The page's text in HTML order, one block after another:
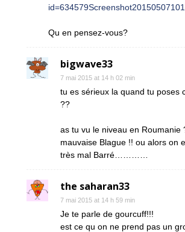
Qu en pensez-vous?
bigwave33
7 mai 2015 at 14 h 02 min
tu es sérieux la quand tu poses
??
as tu vu le niveau en Roumanie
mauvaise Blague !! ou alors on
très mal Barré…………
the saharan33
7 mai 2015 at 14 h 59 min
Je te parle de gourcuff!!!
est ce qu on ne prend pas un